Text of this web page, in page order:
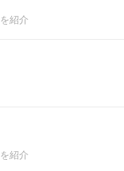
紹介
紹介